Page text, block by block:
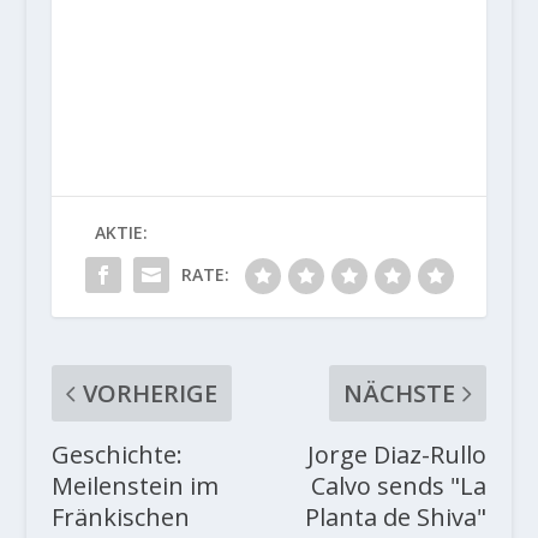
AKTIE:
RATE:
VORHERIGE
Geschichte:
Meilenstein im
Fränkischen
NÄCHSTE
Jorge Diaz-Rullo
Calvo sends "La
Planta de Shiva"